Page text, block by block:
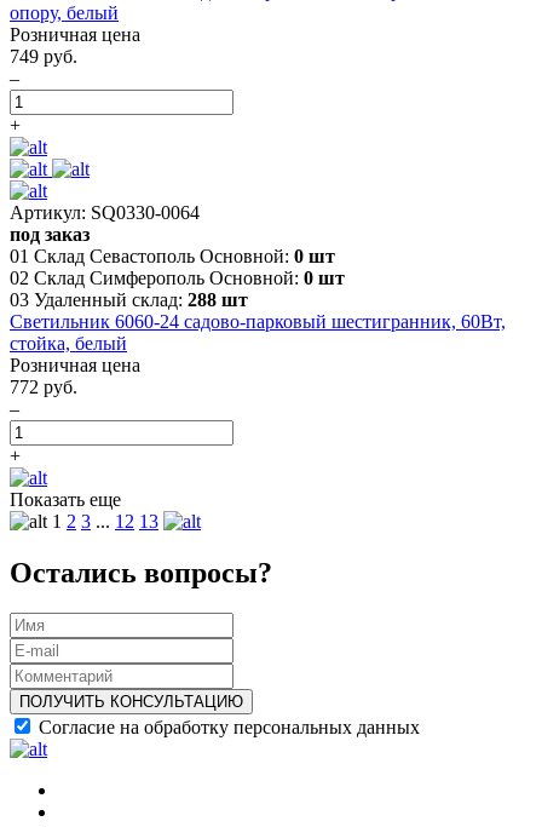
опору, белый
Розничная цена
749 руб.
–
+
Артикул: SQ0330-0064
под заказ
01 Склад Севастополь Основной: 0 шт
02 Склад Симферополь Основной: 0 шт
03 Удаленный склад: 288 шт
Светильник 6060-24 садово-парковый шестигранник, 60Вт,
стойка, белый
Розничная цена
772 руб.
–
+
Показать еще
1 2 3 ... 12 13
Остались вопросы?
ПОЛУЧИТЬ КОНСУЛЬТАЦИЮ
Согласие на обработку персональных данных